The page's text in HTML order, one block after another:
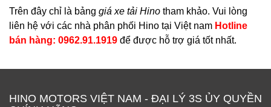
Trên đây chỉ là bảng giá xe tải Hino tham khảo. Vui lòng
liên hệ với các nhà phân phối Hino tại Việt nam Hotline
bán hàng: 0962.91.1919 để được hỗ trợ giá tốt nhất.
HINO MOTORS VIỆT NAM - ĐẠI LÝ 3S ỦY QUYỀN